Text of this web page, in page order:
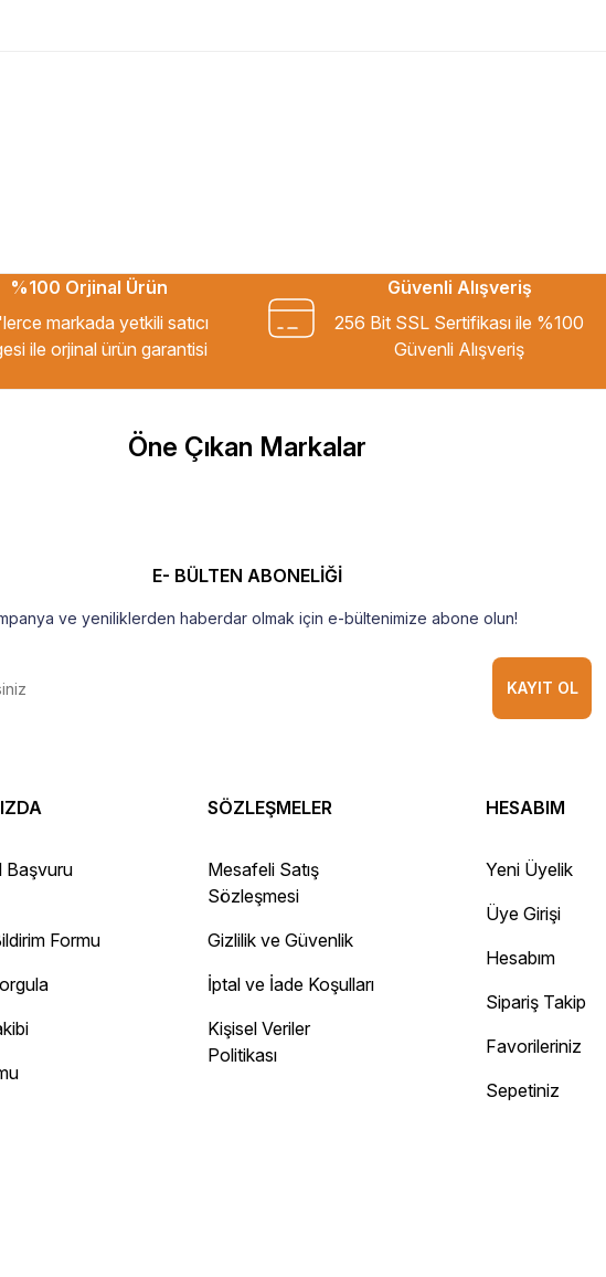
ederim.
ederim.
site
%100 Orjinal Ürün
markada yetkili satıcı
ile orjinal ürün garantisi
Güvenli Alışveriş
256 Bit SSL Sertifikası ile %100
Güvenli Alışveriş
Öne Çıkan Markalar
E- BÜLTEN ABONELİĞİ
ve yeniliklerden haberdar olmak için e-bültenimize abone olun!
KAYIT OL
Başvuru
Formu
SÖZLEŞMELER
Mesafeli Satış
Sözleşmesi
Gizlilik ve Güvenlik
İptal ve İade Koşulları
Kişisel Veriler
Politikası
HESABIM
Yeni Üyelik
Üye Girişi
Hesabım
Sipariş Takip
Favorileriniz
Sepetiniz